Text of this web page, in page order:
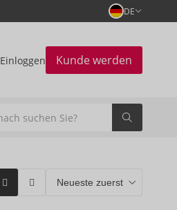
DE
Einloggen Kunde werden
Bestseller(0)